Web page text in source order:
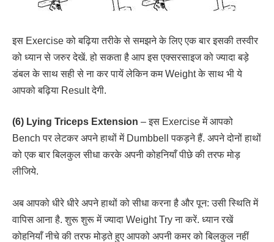
इस Exercise को बढ़िया तरीके से समझने के लिए एक बार इसकी तस्वीर
को ध्यान से जरुर देखें. हो सकता है आप इस एक्सरसाइज को ज्यादा बड़े
डंबल के साथ सही से ना कर पायें लेकिन कम Weight के साथ भी ये
आपको बढ़िया Result देगी.
(6) Lying Triceps Extension – इस Exercise में आपको
Bench पर लेटकर अपने हाथों में Dumbbell पकड़ने हैं. अपने दोनों हाथों
को एक बार बिलकुल सीधा करके अपनी कोहनियाँ पीछे की तरफ मोड़
लीजिये.
अब आपको धीरे धीरे अपने हाथों को सीधा करना है और पून: उसी स्थिति में
वापिस आना है. शुरू शुरू में ज्यादा Weight Try ना करें. ध्यान रखें
कोहनियाँ नीचे की तरफ मोड़ते हुए आपको अपनी कमर को बिलकुल नहीं